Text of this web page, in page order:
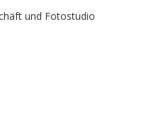
und Fotostudio